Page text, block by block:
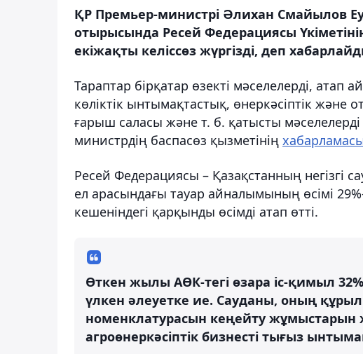
ҚР Премьер-министрі Әлихан Смайылов
отырысында Ресей Федерациясы
екіжақты келіссөз жүргізді, деп
Тараптар бірқатар өзекті мәселелерді, атап
көліктік ынтымақтастық, өнеркәсіптік
ғарыш саласы және т. б. қатысты
министрдің баспасөз қызметінің
Ресей Федерациясы – Қазақстанның негізгі
ел арасындағы тауар айналымының өсімі
кешеніндегі қарқынды өсімді атап өтті.
Өткен жылы АӨК-тегі өзара іс-қимыл
үлкен әлеуетке ие. Сауданы, оның
номенклатурасын кеңейту жұмыстарын
агроөнеркәсіптік бизнесті тығыз